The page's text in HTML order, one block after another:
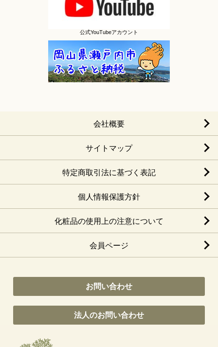
公式YouTubeアカウント
会社概要
サイトマップ
特定商取引法に基づく表記
個人情報保護方針
化粧品の使用上の注意について
会員ページ
お問い合わせ
法人のお問い合わせ